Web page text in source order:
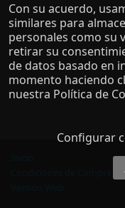
Con su acuerdo,
similares para
personales como su
retirar su
de datos basado en
momento haciendo
nuestra Política de
Configurar